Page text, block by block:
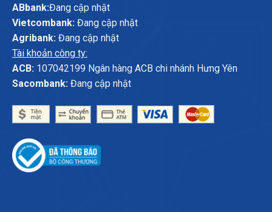
ABbank:Đang cập nhật
Vietcombank:Đang cập nhật
Agribank:Đang cập nhật
Tài khoản công ty:
ACB:107042199 Ngân hàng ACB chi nhánh Hưng Yên
Sacombank:Đang cập nhật